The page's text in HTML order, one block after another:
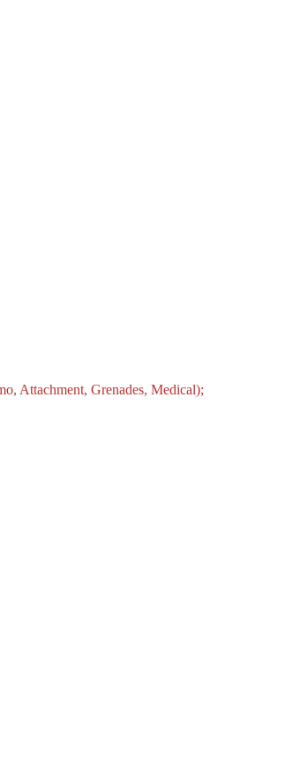
Attachment, Grenades, Medical);